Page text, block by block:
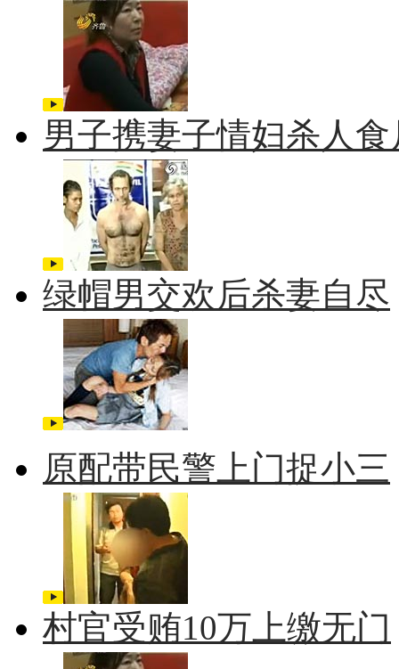
男子携妻子情妇杀人食
绿帽男交欢后杀妻自尽
原配带民警上门捉小三
村官受贿10万上缴无门